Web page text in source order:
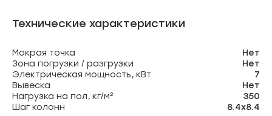
Технические характеристики
Мокрая точка
Нет
Зона погрузки / разгрузки
Нет
Электрическая мощность, кВт
7
Вывеска
Нет
Нагрузка на пол, кг/м²
350
Шаг колонн
8.4х8.4